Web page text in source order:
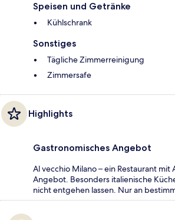
Speisen und Getränke
Kühlschrank
Sonstiges
Tägliche Zimmerreinigung
Zimmersafe
Highlights
Gastronomisches Angebot
Al vecchio Milano – ein Restaurant mit
Angebot. Besonders italienische
nicht entgehen lassen. Nur an